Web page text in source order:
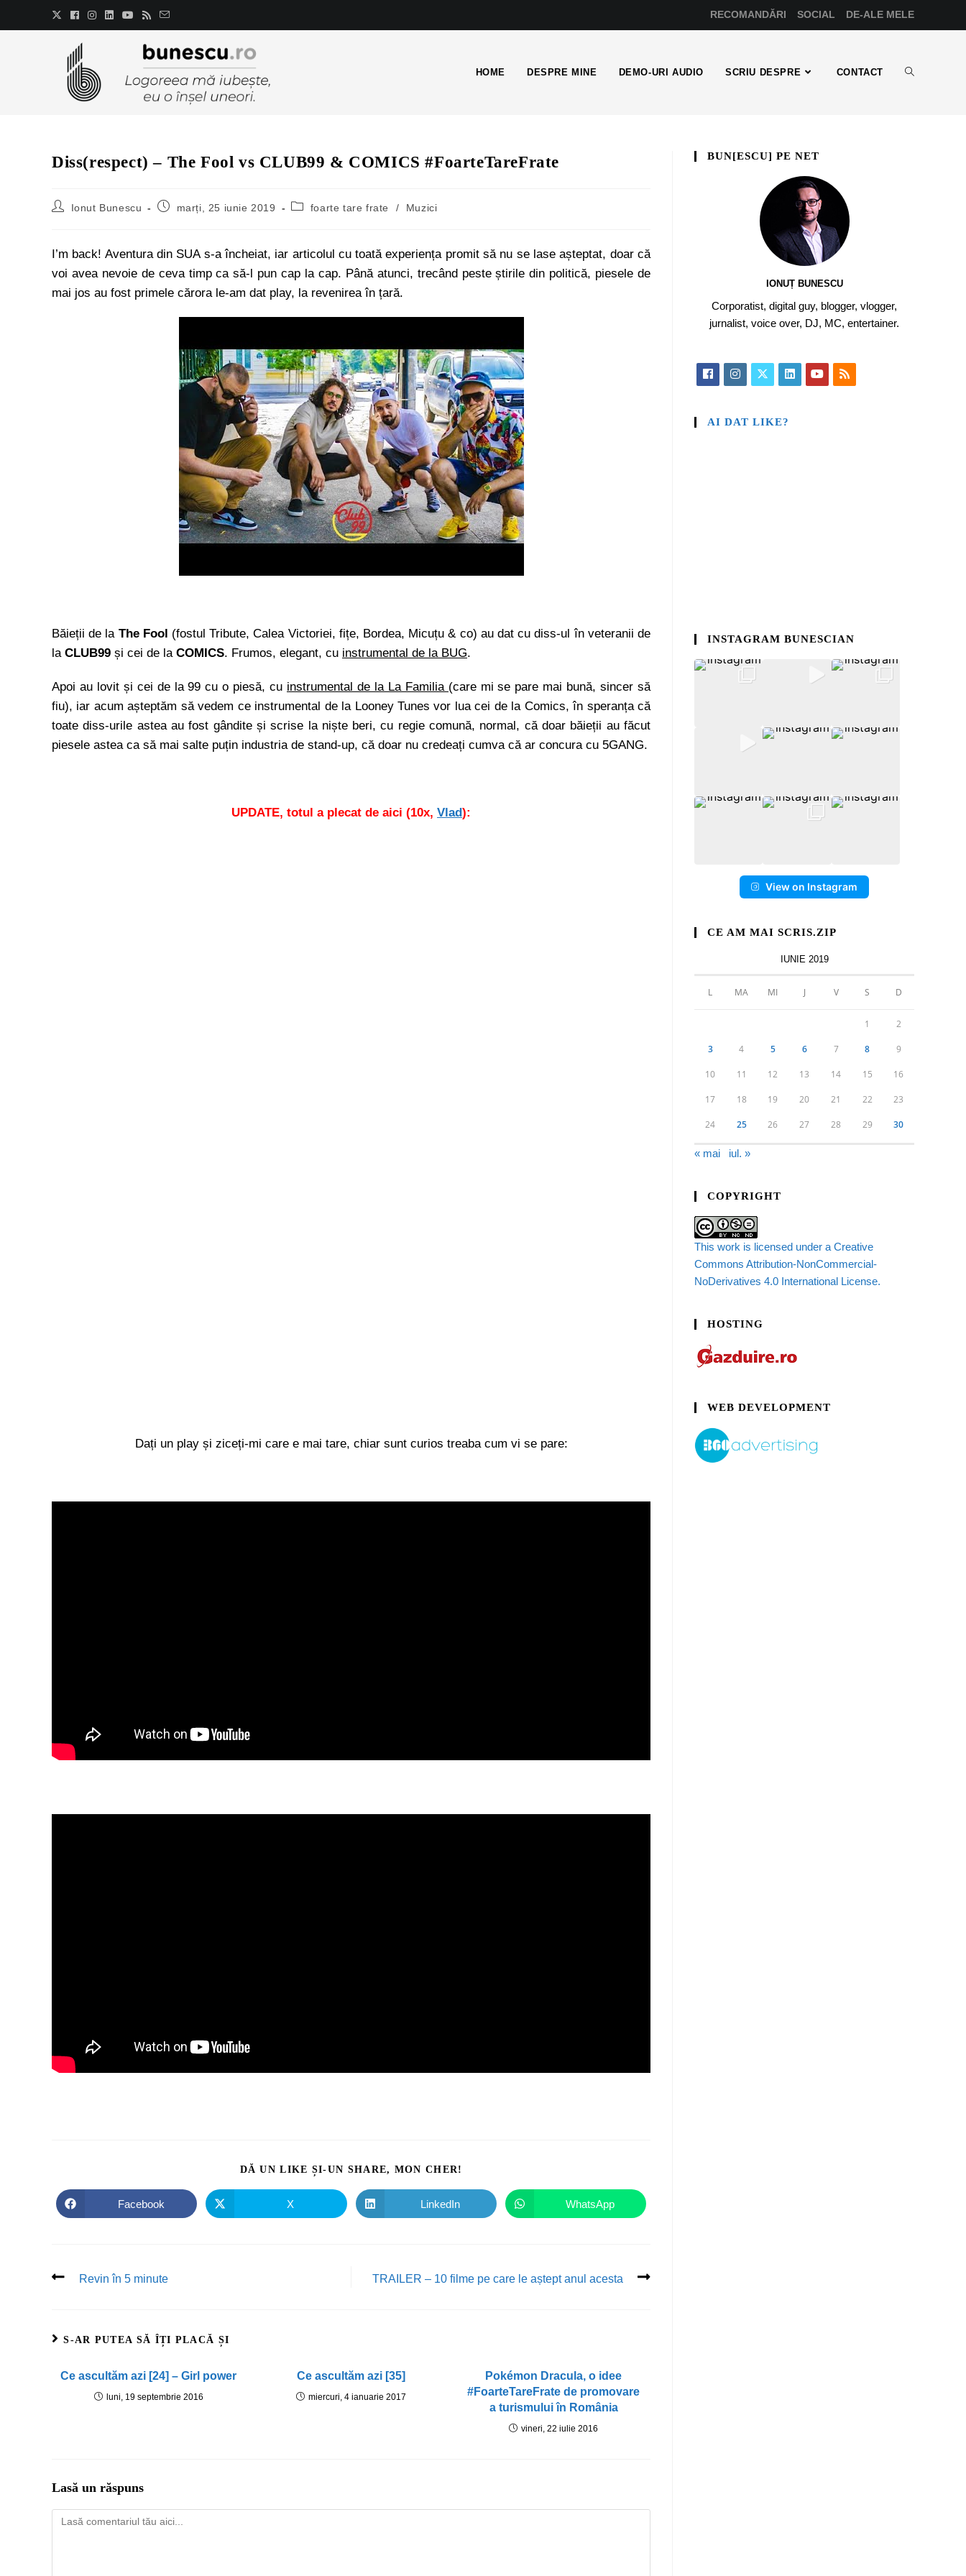
RECOMANDĂRI SOCIAL DE-ALE MELE
HOME DESPRE MINE DEMO-URI AUDIO SCRIU DESPRE CONTACT
Diss(respect) – The Fool vs CLUB99 & COMICS #FoarteTareFrate
Ionut Bunescu marți, 25 iunie 2019 foarte tare frate / Muzici
I’m back! Aventura din SUA s-a încheiat, iar articolul cu toată experiența promit să nu se lase așteptat, doar că
voi avea nevoie de ceva timp ca să-l pun cap la cap. Până atunci, trecând peste știrile din politică, piesele de
mai jos au fost primele cărora le-am dat play, la revenirea în țară.
Băieții de la The Fool (fostul Tribute, Calea Victoriei, fițe, Bordea, Micuțu & co) au dat cu diss-ul în veteranii de
la CLUB99 și cei de la COMICS. Frumos, elegant, cu instrumental de la BUG.
Apoi au lovit și cei de la 99 cu o piesă, cu instrumental de la La Familia (care mi se pare mai bună, sincer să
fiu), iar acum așteptăm să vedem ce instrumental de la Looney Tunes vor lua cei de la Comics, în speranța că
toate diss-urile astea au fost gândite și scrise la niște beri, cu regie comună, normal, că doar băieții au făcut
piesele astea ca să mai salte puțin industria de stand-up, că doar nu credeați cumva că ar concura cu 5GANG.
UPDATE, totul a plecat de aici (10x, Vlad):
Dați un play și ziceți-mi care e mai tare, chiar sunt curios treaba cum vi se pare:
DĂ UN LIKE ȘI-UN SHARE, MON CHER!
Facebook X LinkedIn WhatsApp
Revin în 5 minute TRAILER – 10 filme pe care le aștept anul acesta
S-AR PUTEA SĂ ÎȚI PLACĂ ȘI
Ce ascultăm azi [24] – Girl power
luni, 19 septembrie 2016
Ce ascultăm azi [35]
miercuri, 4 ianuarie 2017
Pokémon Dracula, o idee
#FoarteTareFrate de promovare
a turismului în România
vineri, 22 iulie 2016
Lasă un răspuns
BUN[ESCU] PE NET
IONUȚ BUNESCU
Corporatist, digital guy, blogger, vlogger,
jurnalist, voice over, DJ, MC, entertainer.
AI DAT LIKE?
INSTAGRAM BUNESCIAN
View on Instagram
CE AM MAI SCRIS.ZIP
IUNIE 2019
L MA MI J V S D
1 2
3 4 5 6 7 8 9
10 11 12 13 14 15 16
17 18 19 20 21 22 23
24 25 26 27 28 29 30
« mai iul. »
COPYRIGHT
This work is licensed under a Creative
Commons Attribution-NonCommercial-
NoDerivatives 4.0 International License.
HOSTING
WEB DEVELOPMENT